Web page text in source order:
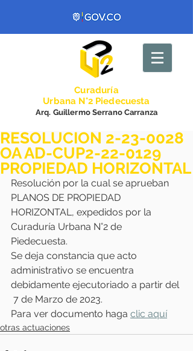
Curaduría
Urbana N°2 Piedecuesta
Arq. Guillermo Serrano Carranza
RESOLUCION 2-23-0028
OA AD-CUP2-22-0129
PROPIEDAD HORIZONTAL
Resolución por la cual se aprueban
PLANOS DE PROPIEDAD
HORIZONTAL, expedidos por la
Curaduría Urbana N°2 de
Piedecuesta.
Se deja constancia que acto
administrativo se encuentra
debidamente ejecutoriado a partir del
7 de Marzo de 2023.
Para ver documento haga clic aquí
otras actuaciones